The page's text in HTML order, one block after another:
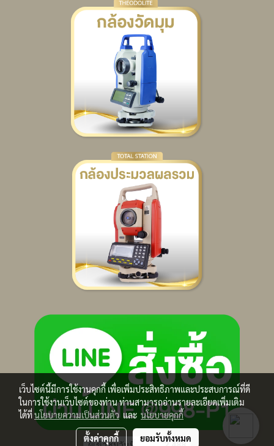
เว็บไซต์นี้มีการใช้งานคุกกี้ เพื่อเพิ่มประสิทธิภาพและประสบการณ์ที่ดี
ในการใช้งานเว็บไซต์ของท่าน ท่านสามารถอ่านรายละเอียดเพิ่มเติม
ได้ที่นโยบายความเป็นส่วนตัว และ นโยบายคุกกี้
ตั้งค่าคุกกี้ ยอมรับทั้งหมด